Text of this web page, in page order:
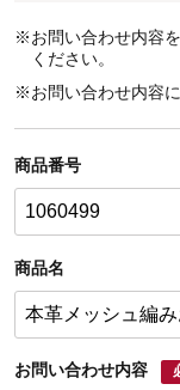
※お問い合わせ内容
ください。
※お問い合わせ内容
商品番号
商品名
お問い合わせ内容